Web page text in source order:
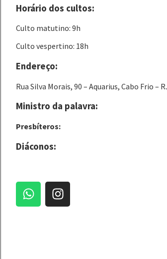
Horário dos cultos:
Culto matutino: 9h
Culto vespertino: 18h
Endereço:
Rua Silva Morais, 90 – Aquarius, Cabo Frio –
Ministro da palavra:
Presbíteros:
Diáconos: